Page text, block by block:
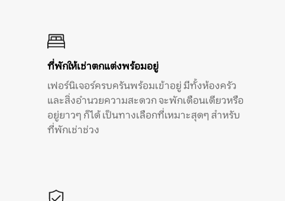
ที่พักให้เช่าตกแต่งพร้อมอยู่
เฟอร์นิเจอร์ครบครันพร้อมเข้าอยู่ มีทั้งห้องครัว
และสิ่งอำนวยความสะดวก จะพักเดือนเดียวหรือ
อยู่ยาวๆ ก็ได้ เป็นทางเลือกที่เหมาะสุดๆ สำหรับ
ที่พักเช่าช่วง